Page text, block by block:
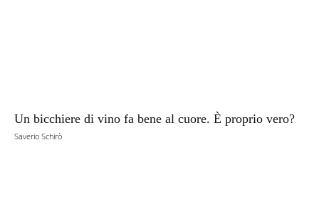
Un bicchiere di vino fa bene al cuore. È proprio vero?
Saverio Schirò